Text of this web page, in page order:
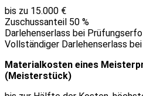
bis zu 15.000 €
Zuschussanteil 50 %
Darlehenserlass bei
Vollständiger Darlehenserlass
Materialkosten eines
(Meisterstück)